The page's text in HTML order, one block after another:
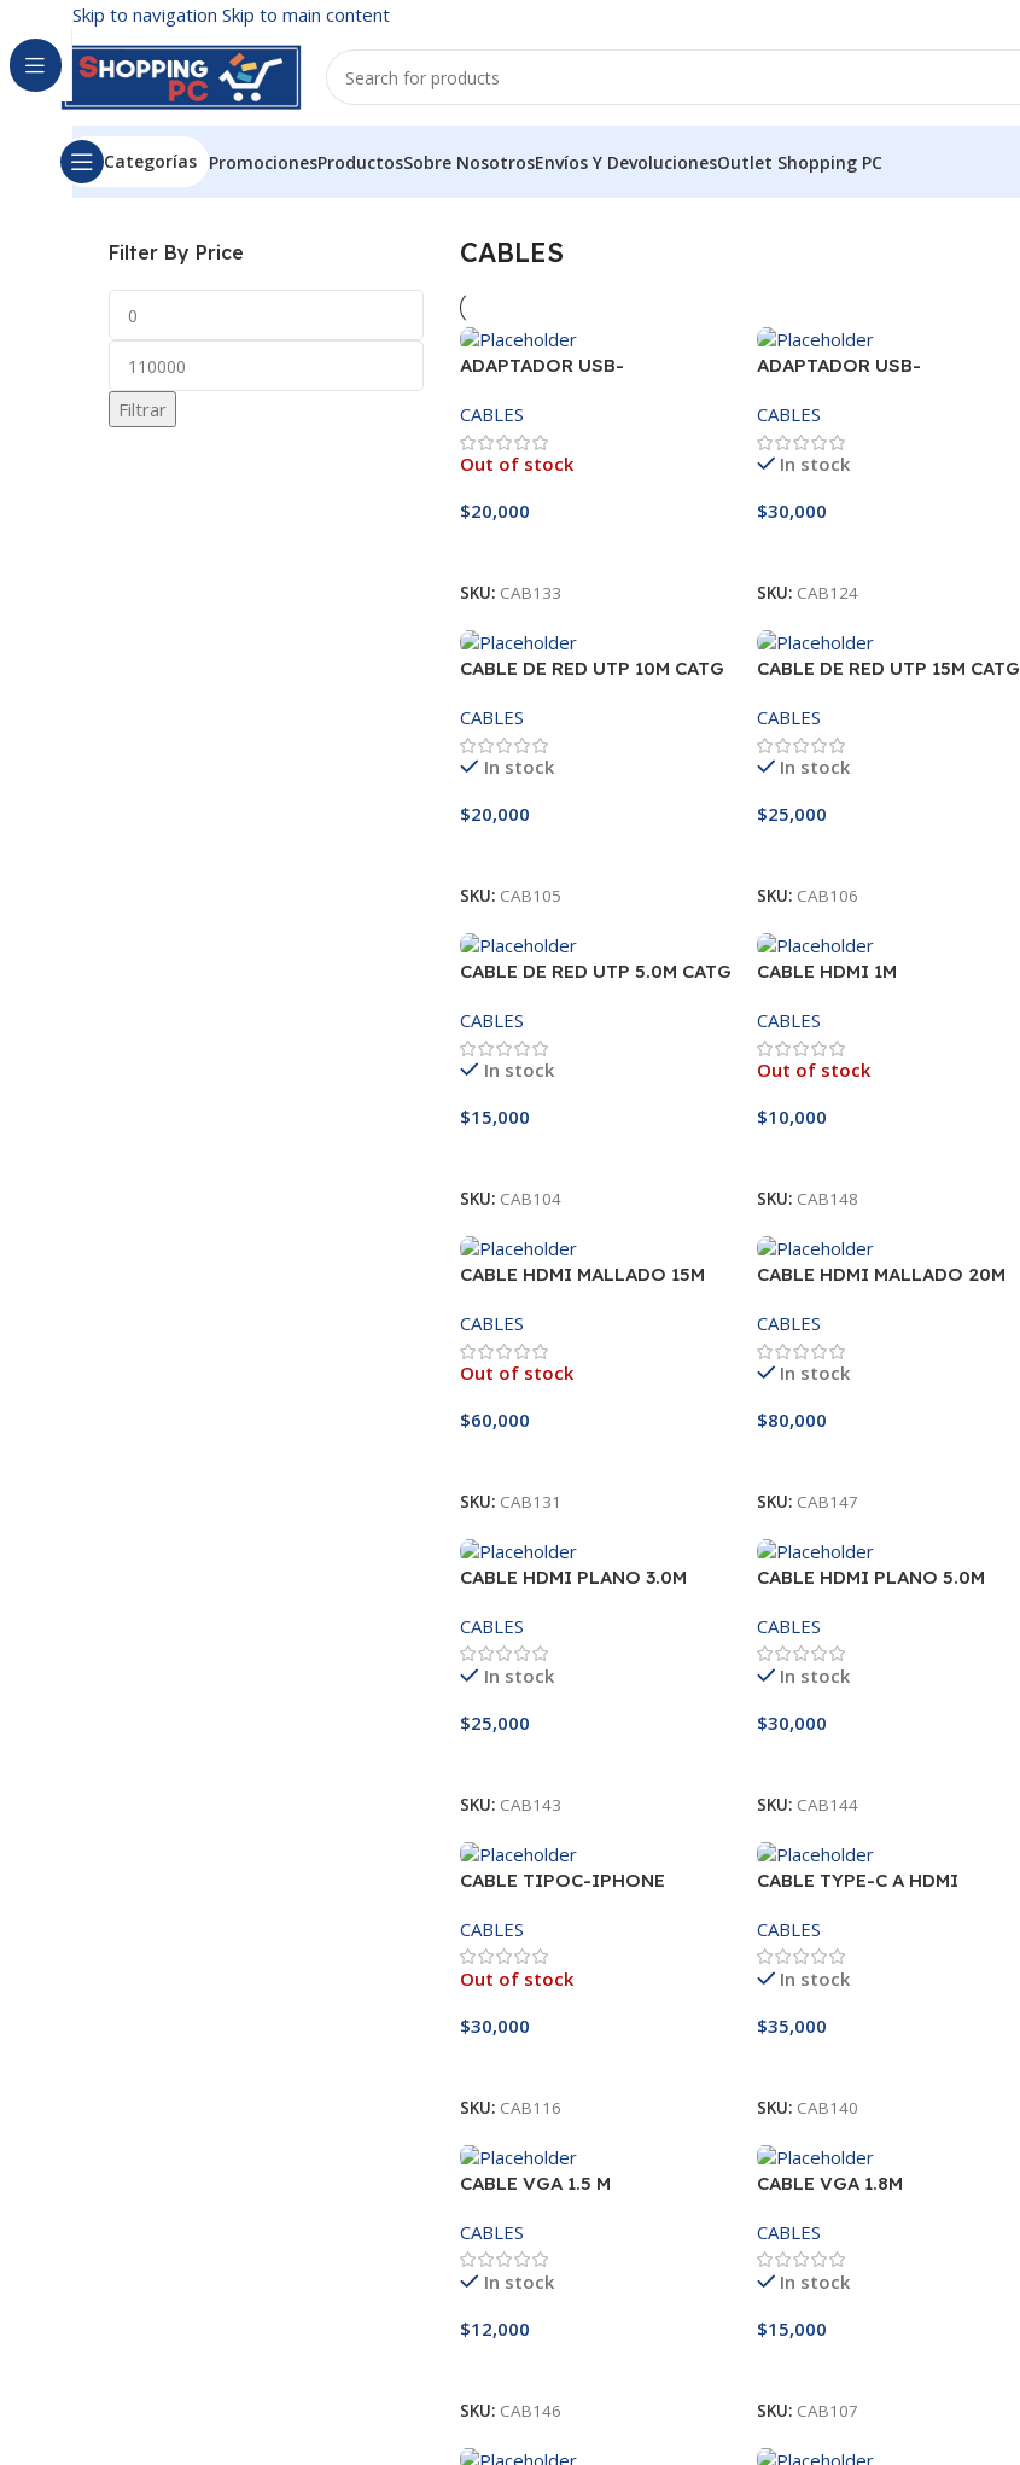
Skip to navigation Skip to main content
Categorías PromocionesProductosSobre NosotrosEnvíos Y DevolucionesOutlet Shopping PC
Inicio/CABLES
Filter By Price
Filtrar
CABLES
ADAPTADOR USB-
CABLES
Out of stock
$20,000
SKU: CAB133
ADAPTADOR USB-
CABLES
In stock
$30,000
SKU: CAB124
CABLE DE RED UTP 10M CATG
CABLES
In stock
$20,000
SKU: CAB105
CABLE DE RED UTP 15M CATG
CABLES
In stock
$25,000
SKU: CAB106
CABLE DE RED UTP 5.0M CATG
CABLES
In stock
$15,000
SKU: CAB104
CABLE HDMI 1M
CABLES
Out of stock
$10,000
SKU: CAB148
CABLE HDMI MALLADO 15M
CABLES
Out of stock
$60,000
SKU: CAB131
CABLE HDMI MALLADO 20M
CABLES
In stock
$80,000
SKU: CAB147
CABLE HDMI PLANO 3.0M
CABLES
In stock
$25,000
SKU: CAB143
CABLE HDMI PLANO 5.0M
CABLES
In stock
$30,000
SKU: CAB144
CABLE TIPOC-IPHONE
CABLES
Out of stock
$30,000
SKU: CAB116
CABLE TYPE-C A HDMI
CABLES
In stock
$35,000
SKU: CAB140
CABLE VGA 1.5 M
CABLES
In stock
$12,000
SKU: CAB146
CABLE VGA 1.8M
CABLES
In stock
$15,000
SKU: CAB107